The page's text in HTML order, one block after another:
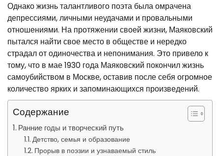
Однако жизнь талантливого поэта была омрачена
депрессиями, личными неудачами и провальными
отношениями. На протяжении своей жизни, Маяковский
пытался найти свое место в обществе и нередко
страдал от одиночества и непонимания. Это привело к
тому, что в мае 1930 года Маяковский покончил жизнь
самоубийством в Москве, оставив после себя огромное
количество ярких и запоминающихся произведений.
Содержание
Ранние годы и творческий путь
Детство, семья и образование
Прорыв в поэзии и узнаваемый стиль